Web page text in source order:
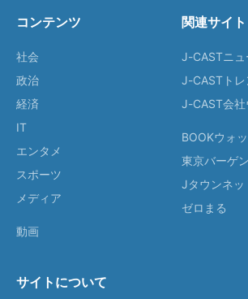
コンテンツ
社会
政治
経済
IT
エンタメ
スポーツ
メディア
動画
関連サイト
J-CASTニュ
J-CASTトレ
J-CAST会社
BOOKウォ
東京バーゲ
Jタウンネッ
ゼロまる
サイトについて